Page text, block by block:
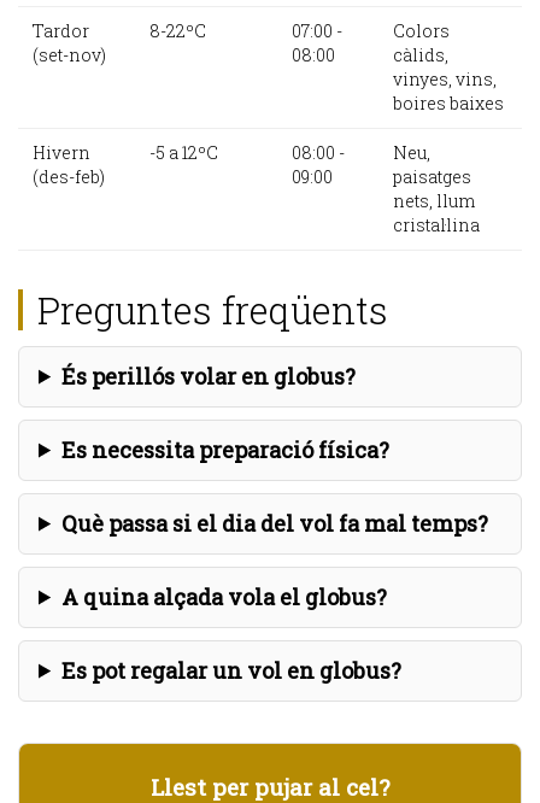
Tardor
(set-nov)
8-22ºC
07:00 -
08:00
Colors
càlids,
vinyes, vins,
boires baixes
Hivern
(des-feb)
-5 a 12ºC
08:00 -
09:00
Neu,
paisatges
nets, llum
cristal·lina
Preguntes freqüents
És perillós volar en globus?
Es necessita preparació física?
Què passa si el dia del vol fa mal temps?
A quina alçada vola el globus?
Es pot regalar un vol en globus?
Llest per pujar al cel?